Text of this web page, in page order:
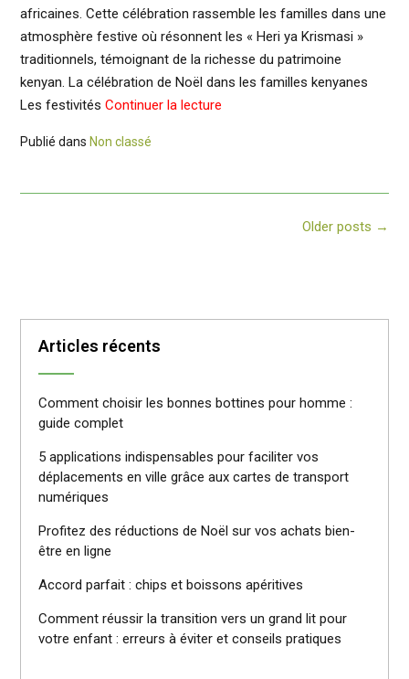
africaines. Cette célébration rassemble les familles dans une
atmosphère festive où résonnent les « Heri ya Krismasi »
traditionnels, témoignant de la richesse du patrimoine
kenyan. La célébration de Noël dans les familles kenyanes
Les festivités Continuer la lecture
Publié dans Non classé
Older posts →
Articles récents
Comment choisir les bonnes bottines pour homme :
guide complet
5 applications indispensables pour faciliter vos
déplacements en ville grâce aux cartes de transport
numériques
Profitez des réductions de Noël sur vos achats bien-
être en ligne
Accord parfait : chips et boissons apéritives
Comment réussir la transition vers un grand lit pour
votre enfant : erreurs à éviter et conseils pratiques